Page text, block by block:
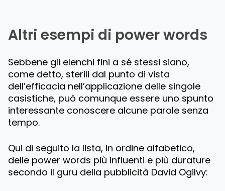
Altri esempi di power words
Sebbene gli elenchi fini a sé stessi siano,
come detto, sterili dal punto di vista
dell’efficacia nell’applicazione delle singole
casistiche, può comunque essere uno spunto
interessante conoscere alcune parole senza
tempo.
Qui di seguito la lista, in ordine alfabetico,
delle power words più influenti e più durature
secondo il guru della pubblicità David Ogilvy: